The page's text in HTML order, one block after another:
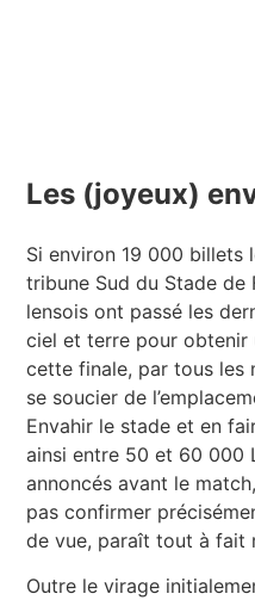
Les (joyeux)
Si environ 19 000 billets
tribune Sud du Stade de
lensois ont passé les
ciel et terre pour obtenir
cette finale, par tous les
se soucier de
Envahir le stade et en
ainsi entre 50 et 60 000
annoncés avant le
pas confirmer
de vue, paraît tout à fait
Outre le virage